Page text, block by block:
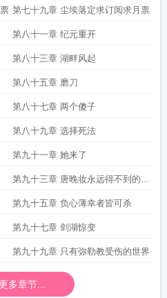
第七十九章 尘埃落定求订阅求月票
第八十一章 纪元重开
第八十三章 湖畔风起
第八十五章 磨刀
第八十七章 两个傻子
第八十九章 选择死法
第九十一章 她来了
第九十三章 唐晚妆永远得不到的男
人
第九十五章 负心薄幸者皆可杀
第九十七章 剑湖惊变
第九十九章 只有弥勒教受伤的世界
多章节...